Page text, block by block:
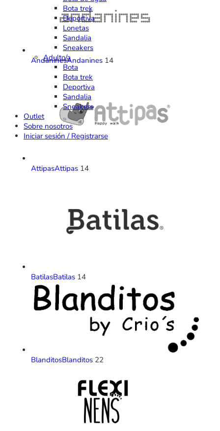
AndaninesAndanines 14
AttipasAttipas 14
BatilasBatilas 14
BlanditosBlanditos 22
Bota trek
Deportiva
Lonetas
Sandalia
Sneakers
Adulto/a
Bota
Bota trek
Deportiva
Sandalia
Sneakers
Outlet
Sobre nosotros
Iniciar sesión / Registrarse